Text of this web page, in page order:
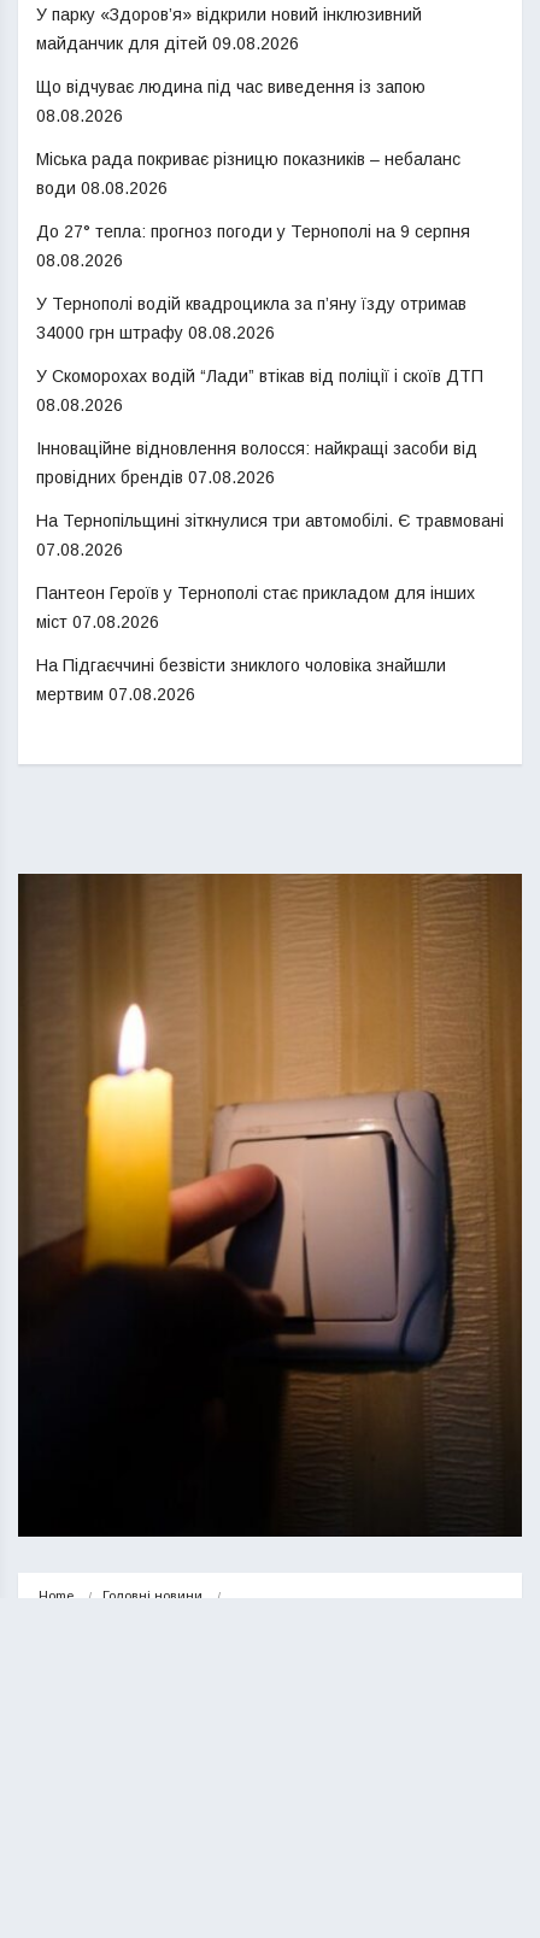
У парку «Здоров’я» відкрили новий інклюзивний
майданчик для дітей 09.08.2026
Що відчуває людина під час виведення із запою
08.08.2026
Міська рада покриває різницю показників – небаланс
води 08.08.2026
До 27° тепла: прогноз погоди у Тернополі на 9 серпня
08.08.2026
У Тернополі водій квадроцикла за п’яну їзду отримав
34000 грн штрафу 08.08.2026
У Скоморохах водій “Лади” втікав від поліції і скоїв ДТП
08.08.2026
Інноваційне відновлення волосся: найкращі засоби від
провідних брендів 07.08.2026
На Тернопільщині зіткнулися три автомобілі. Є травмовані
07.08.2026
Пантеон Героїв у Тернополі стає прикладом для інших
міст 07.08.2026
На Підгаєччині безвісти зниклого чоловіка знайшли
мертвим 07.08.2026
Home Головні новини